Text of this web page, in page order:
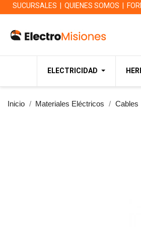
SUCURSALES QUIENES SOMOS
ELECTRICIDAD
Inicio Materiales Eléctricos Cables